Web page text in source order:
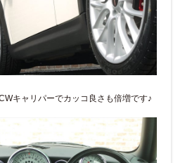
キャリパーでカッコ良さも倍増です♪